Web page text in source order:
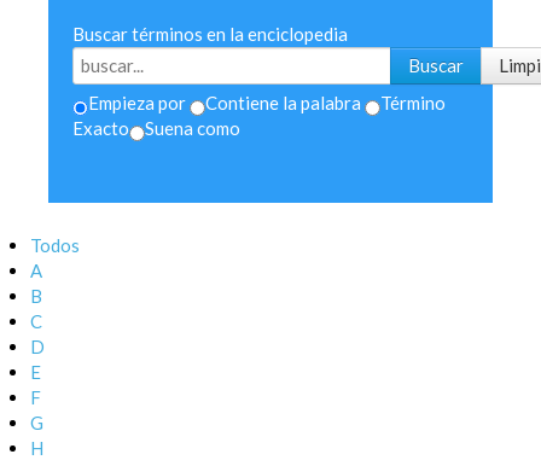
Buscar términos en la enciclopedia
Empieza por Contiene la palabra
Término
Exacto
Suena como
Todos
A
B
C
D
E
F
G
H